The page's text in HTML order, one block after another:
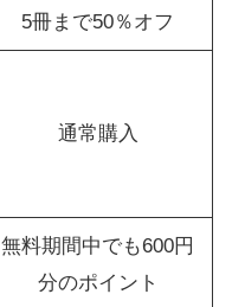
5冊まで50％オフ
通常購入
無料期間中でも600円
分のポイント